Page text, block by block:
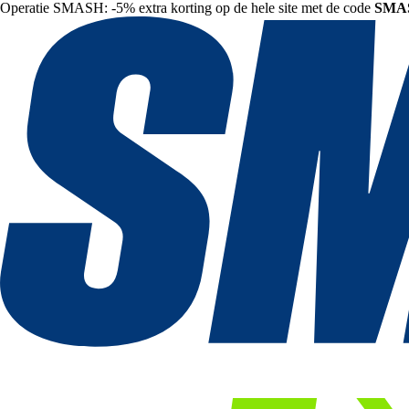
Operatie SMASH: -5% extra korting op de hele site met de code